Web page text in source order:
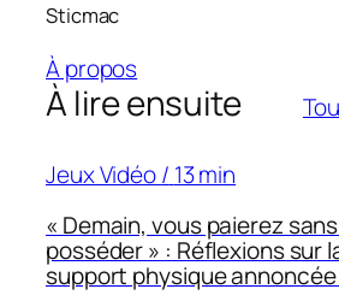
Sticmac
À propos
À lire ensuite
Jeux Vidéo/ 13 min
« Demain, vous paierez
posséder » : Réflexions sur
support physique